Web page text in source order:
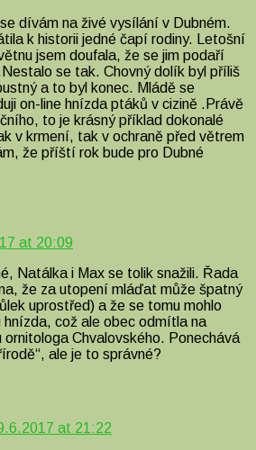
dívám na živé vysílání v Dubném.
k historii jedné čapí rodiny. Letošní
jsem doufala, že se jim podaří
se tak. Chovný dolík byl příliš
a to byl konec. Mládě se
on-line hnízda ptáků v cizině .Právě
to je krásný příklad dokonalé
v krmení, tak v ochraně před větrem
že příští rok bude pro Dubné
at 20:09
Natálka i Max se tolik snažili. Řada
že za utopení mláďat může špatný
uprostřed) a že se tomu mohlo
hnízda, což ale obec odmítla na
ornitologa Chvalovského. Ponechává
ale je to správné?
at 21:22